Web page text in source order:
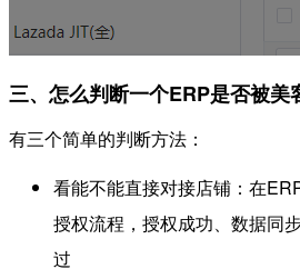
三、怎么判断一个ERP是否被美
有三个简单的判断方法：
看能不能直接对接店铺：在
授权流程，授权成功、数据同
过